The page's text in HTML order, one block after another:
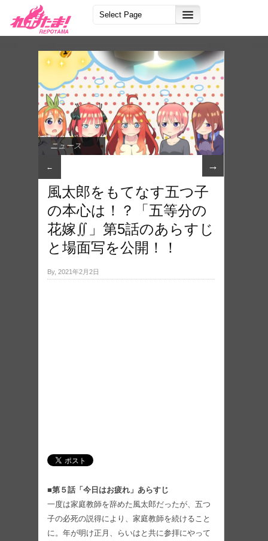
ニュース
← →
風太郎をもてなす五つ子
の本心は！？「五等分の
花嫁∬」第5話のあらすじ
と場面写を公開！！
By, 2021年2月2日
■第５話「今日はお疲れ」あらすじ
一度は家庭教師を辞めた風太郎だったが、五つ
子の必死の説得により、家庭教師を続けること
に。年が明け正月、らいはと共に参拝にやって